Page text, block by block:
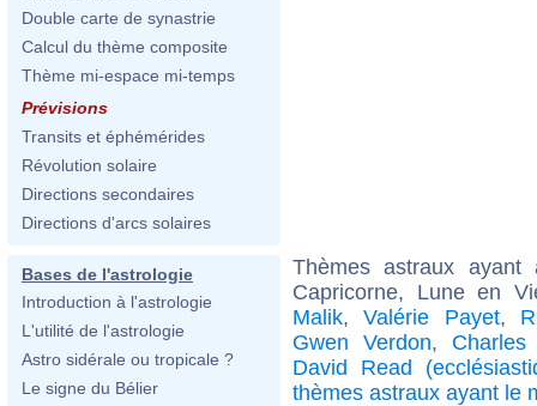
Double carte de synastrie
Calcul du thème composite
Thème mi-espace mi-temps
Prévisions
Transits et éphémérides
Révolution solaire
Directions secondaires
Directions d'arcs solaires
Bases de l'astrologie
Introduction à l'astrologie
L'utilité de l'astrologie
Astro sidérale ou tropicale ?
Le signe du Bélier
Thèmes astraux
Capricorne, Lune en
Malik,Valérie Payet,
Gwen Verdon, Charles
David Read
thèmes astraux ayant le